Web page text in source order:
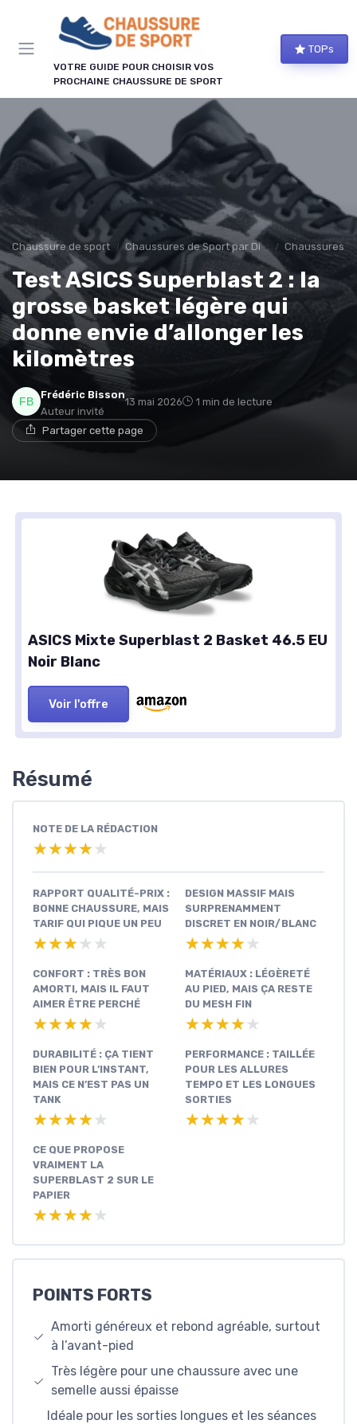
VOTRE GUIDE POUR CHOISIR VOS
PROCHAINE CHAUSSURE DE SPORT
TOPs
Chaussure de sport Chaussures de Sport par Discipline Chaussures
Test ASICS Superblast 2 : la
grosse basket légère qui
donne envie d’allonger les
kilomètres
Frédéric Bisson
Auteur invité
13 mai 2026 1 min de lecture
Partager cette page
ASICS Mixte Superblast 2 Basket 46.5 EU
Noir Blanc
Voir l'offre
Résumé
NOTE DE LA RÉDACTION
★★★★★
★★★★★
RAPPORT QUALITÉ-PRIX :
BONNE CHAUSSURE, MAIS
TARIF QUI PIQUE UN PEU
★★★★★
★★★★★
DESIGN MASSIF MAIS
SURPRENAMMENT
DISCRET EN NOIR/BLANC
★★★★★
★★★★★
CONFORT : TRÈS BON
AMORTI, MAIS IL FAUT
AIMER ÊTRE PERCHÉ
★★★★★
★★★★★
MATÉRIAUX : LÉGÈRETÉ
AU PIED, MAIS ÇA RESTE
DU MESH FIN
★★★★★
★★★★★
DURABILITÉ : ÇA TIENT
BIEN POUR L’INSTANT,
MAIS CE N’EST PAS UN
TANK
★★★★★
★★★★★
PERFORMANCE : TAILLÉE
POUR LES ALLURES
TEMPO ET LES LONGUES
SORTIES
★★★★★
★★★★★
CE QUE PROPOSE
VRAIMENT LA
SUPERBLAST 2 SUR LE
PAPIER
★★★★★
★★★★★
POINTS FORTS
Amorti généreux et rebond agréable, surtout
à l’avant-pied
Très légère pour une chaussure avec une
semelle aussi épaisse
Idéale pour les sorties longues et les séances